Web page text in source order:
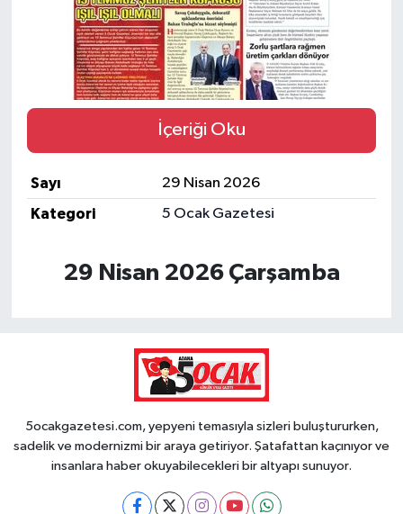
İçeriği Oku
Sayı
29 Nisan 2026
Kategori
5 Ocak Gazetesi
29 Nisan 2026 Çarşamba
5ocakgazetesi.com, yepyeni temasıyla sizleri buluştururken,
sadelik ve modernizmi bir araya getiriyor. Şatafattan kaçınıyor ve
insanlara haber okuyabilecekleri bir altyapı sunuyor.
Siyaset
Spor
Yaşam
Yerel Yönetimler
Yurttan